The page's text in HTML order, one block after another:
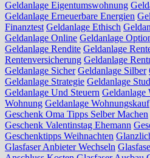
Geldanlage Eigentumswohnung
Geldanlage Erneuerbare Energien
Finanztest Geldanlage Ethisch
Geldanlage Online Geldanlage
Geldanlage Rendite Geldanlage
Rentenversicherung Geldanlage
Geldanlage Sicher Geldanlage Silber
Geldanlage Strategie Geldanlage
Geldanlage Und Steuern Geldanlage
Wohnung Geldanlage Wohnungskauf
Geschenk Oma Tipps Selber Machen
Geschenk Valentinstag Ehemann
Geschenktipps Weihnachten
Glasfaser Anbieter Wechseln